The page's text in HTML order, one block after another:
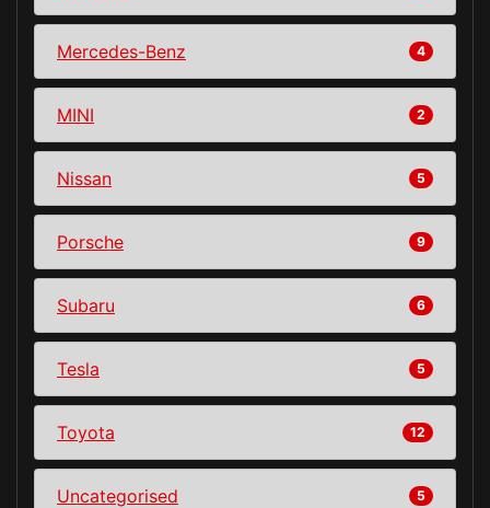
Mercedes-Benz 4
MINI 2
Nissan 5
Porsche 9
Subaru 6
Tesla 5
Toyota 12
Uncategorised 5